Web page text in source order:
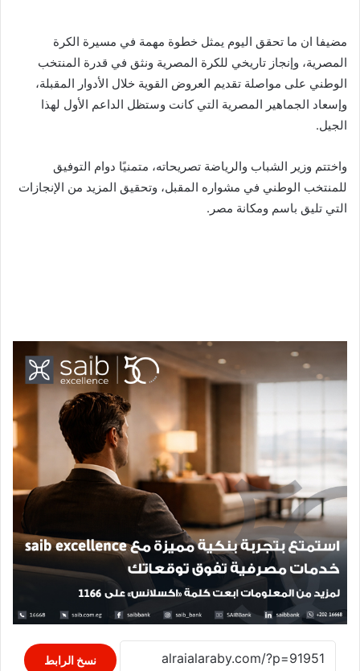
مضيفا ان ما تحقق اليوم يمثل خطوة مهمة في مسيرة الكرة
المصرية، وإنجاز تاريخي للكرة المصرية ونثق في قدرة المنتخب
الوطني على مواصلة تقديم العروض القوية خلال الأدوار المقبلة،
وإسعاد الجماهير المصرية التي كانت وستظل الداعم الأول لهذا
الجيل.
واختتم وزير الشباب والرياضة تصريحاته، متمنيًا دوام التوفيق
للمنتخب الوطني في مشواره المقبل، وتحقيق المزيد من الإنجازات
التي تليق باسم ومكانة مصر.
نسخ الرابط